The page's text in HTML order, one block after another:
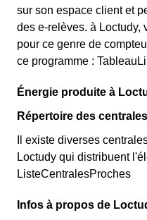
sur son espace client et
des e-relèves. à Loctudy,
pour ce genre de
ce programme :
Énergie produite à
Répertoire des
Il existe diverses
Loctudy qui distribuent
ListeCentralesProches
Infos à propos de